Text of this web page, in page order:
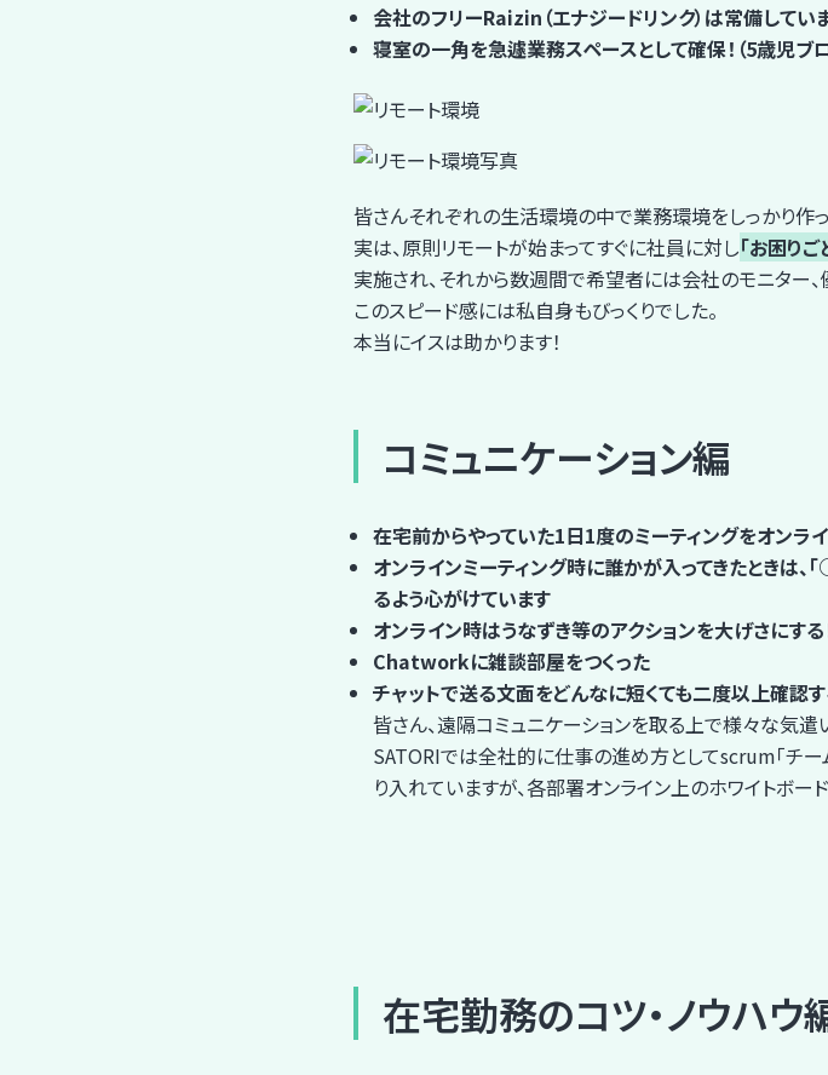
会社のフリーRaizin（エナジードリンク）は常備していま
寝室の一角を急遽業務スペースとして確保！（5歳児ブロ
皆さんそれぞれの生活環境の中で業務環境をしっかり作っ
実は、原則リモートが始まってすぐに社員に対し「お困り
実施され、それから数週間で希望者には会社のモニター
このスピード感には私自身もびっくりでした。
本当にイスは助かります！
コミュニケーション編
在宅前からやっていた1日1度のミーティングをオンライ
オンラインミーティング時に誰かが入ってきたときは
るよう心がけています
オンライン時はうなずき等のアクションを大げさにする
Chatworkに雑談部屋をつくった
チャットで送る文面をどんなに短くても二度以上確認
皆さん、遠隔コミュニケーションを取る上で様々な気遣
SATORIでは全社的に仕事の進め方としてscrum「チー
り入れていますが、各部署オンライン上のホワイトボー
在宅勤務のコツ・ノウハウ